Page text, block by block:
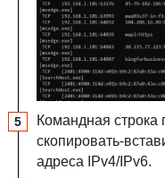
Командная строка
скопировать-
адреса IPv4/IPv6.